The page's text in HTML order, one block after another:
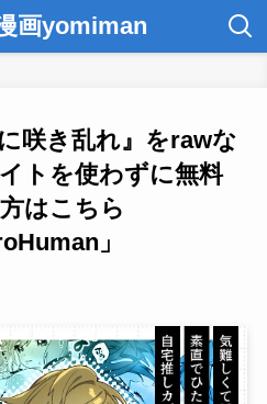
画yomiman
に咲き乱れ』をrawな
トを使わずに無料
はこちら
」